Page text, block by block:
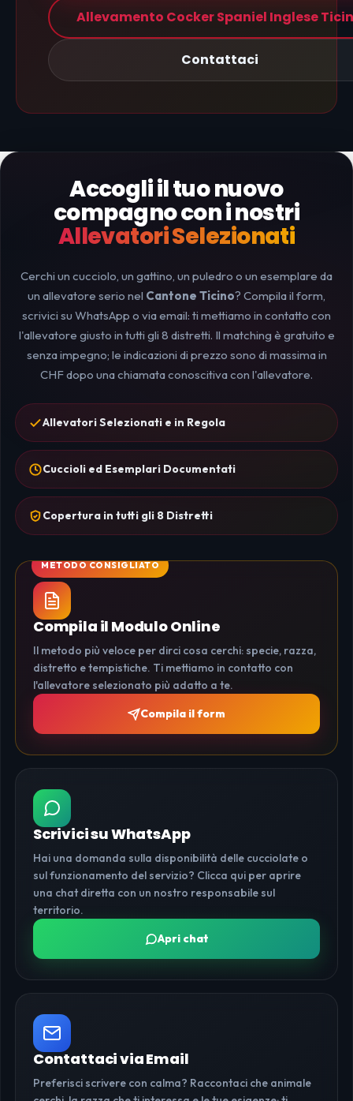
Allevamento Cocker Spaniel Inglese
Contattaci
Accogli il tuo nuovo
compagno con i nostri
Allevatori Selezionati
Cerchi un cucciolo, un gattino, un puledro o un esemplare da
un allevatore serio nel Cantone Ticino? Compila il form,
scrivici su WhatsApp o via email: ti mettiamo in contatto con
l'allevatore giusto in tutti gli 8 distretti. Il matching è gratuito e
senza impegno; le indicazioni di prezzo sono di massima in
CHF dopo una chiamata conoscitiva con l'allevatore.
Allevatori Selezionati e in Regola
Cuccioli ed Esemplari Documentati
Copertura in tutti gli 8 Distretti
Compila il Modulo Online
Il metodo più veloce per dirci cosa cerchi: specie, razza,
distretto e tempistiche. Ti mettiamo in contatto con
l'allevatore selezionato più adatto a te.
Compila il form
Scrivici su WhatsApp
Hai una domanda sulla disponibilità delle cucciolate o
sul funzionamento del servizio? Clicca qui per aprire
una chat diretta con un nostro responsabile sul
territorio.
Apri chat
Contattaci via Email
Preferisci scrivere con calma? Raccontaci che animale